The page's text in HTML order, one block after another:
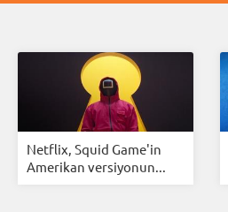
Önerileri
Netflix, Squid Game'in
Amerikan versiyonun...